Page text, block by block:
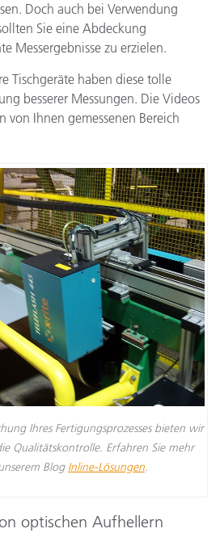
Doch auch bei Verwendung
Sie eine Abdeckung
Messergebnisse zu erzielen.
Tischgeräte haben diese tolle
besserer Messungen. Die Videos
von Ihnen gemessenen Bereich
Ihres Fertigungsprozesses bieten wir
Qualitätskontrolle. Erfahren Sie mehr
Blog Inline-Lösungen.
optischen Aufhellern